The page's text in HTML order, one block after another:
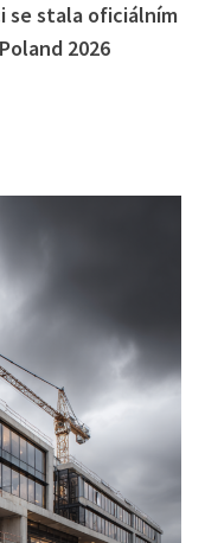
se stala oficiálním
2026